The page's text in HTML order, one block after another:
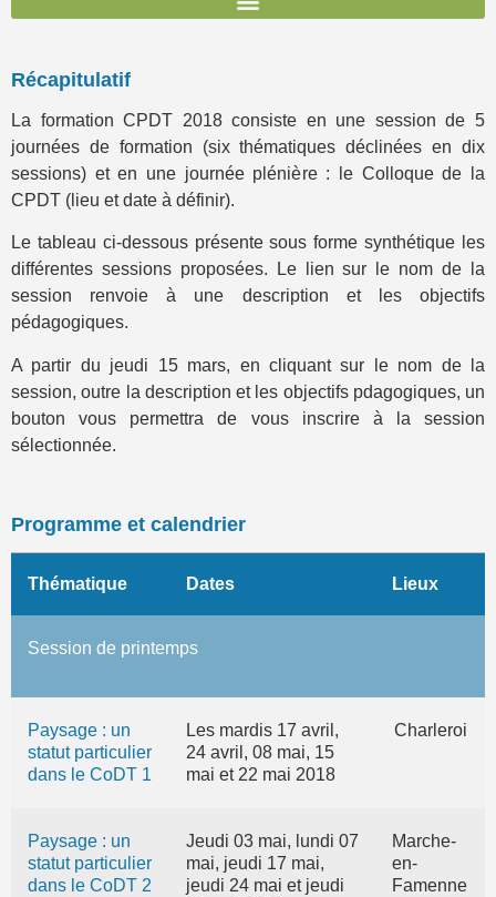
Récapitulatif
La formation CPDT 2018 consiste en une session de 5
journées de formation (six thématiques déclinées en dix
sessions) et en une journée plénière : le Colloque de la
CPDT (lieu et date à définir).
Le tableau ci-dessous présente sous forme synthétique les
différentes sessions proposées. Le lien sur le nom de la
session renvoie à une description et les objectifs
pédagogiques.
A partir du jeudi 15 mars, en cliquant sur le nom de la
session, outre la description et les objectifs pdagogiques, un
bouton vous permettra de vous inscrire à la session
sélectionnée.
Programme et calendrier
Thématique Dates Lieux
Session de printemps
Paysage : un
statut particulier
dans le CoDT 1
Les mardis 17 avril,
24 avril, 08 mai, 15
mai et 22 mai 2018
Charleroi
Paysage : un
statut particulier
dans le CoDT 2
Jeudi 03 mai, lundi 07
mai, jeudi 17 mai,
jeudi 24 mai et jeudi
Marche-
en-
Famenne